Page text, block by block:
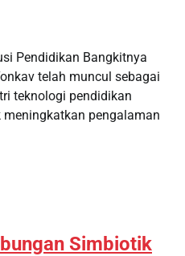
Pendidikan Bangkitnya
telah muncul sebagai
teknologi pendidikan
meningkatkan pengalaman
Simbiotik